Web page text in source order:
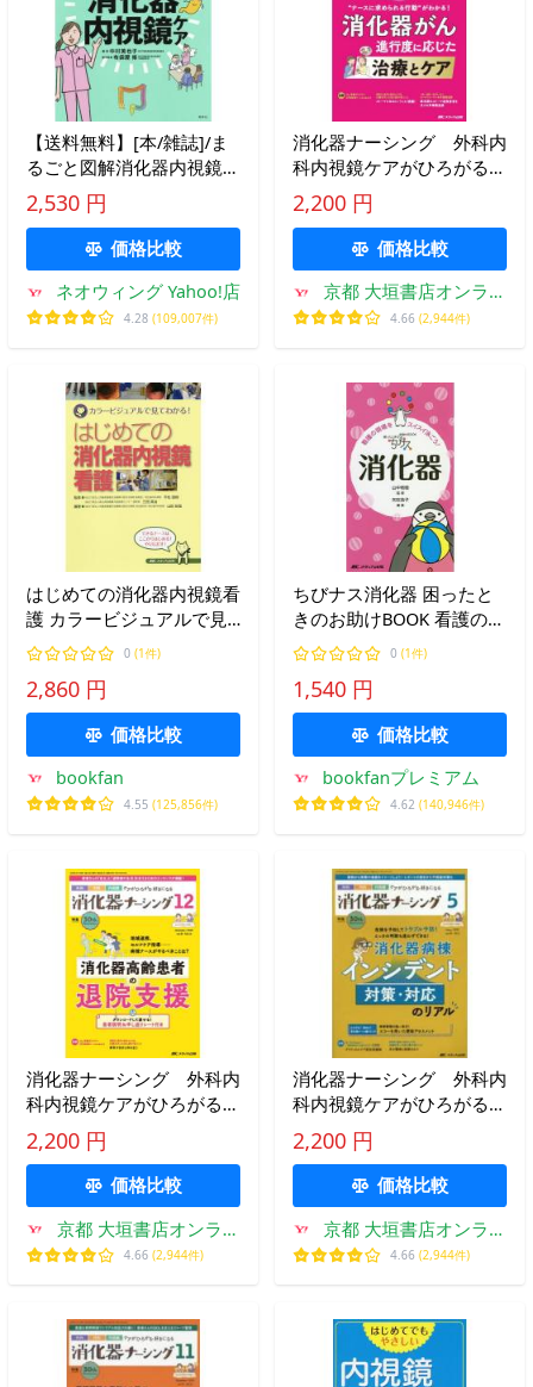
【送料無料】[本/雑誌]/ま
るごと図解消化器内視鏡ケ
ア オールカラー/中村美也
子/編著 布袋屋修/医学監修
2,530 円
価格比較
ネオウィング Yahoo!店
4.28 (109,007件)
消化器ナーシング 外科内
科内視鏡ケアがひろがる・
好きになる 第３０巻１０
号（２０２５−１０）
2,200 円
価格比較
京都 大垣書店オンライ
ン
4.66 (2,944件)
はじめての消化器内視鏡看
護 カラービジュアルで見
てわかる!/山田拓哉/平松直
樹/三田英治
0 (1件)
2,860 円
価格比較
bookfan
4.55 (125,856件)
ちびナス消化器 困ったと
きのお助けBOOK 看護の現
場をスイスイ泳ごう!/山中
若樹/矢吹浩子
0 (1件)
1,540 円
価格比較
bookfanプレミアム
4.62 (140,946件)
消化器ナーシング 外科内
科内視鏡ケアがひろがる・
好きになる 第３０巻１２
号（２０２５−１２）
2,200 円
価格比較
京都 大垣書店オンライ
ン
4.66 (2,944件)
消化器ナーシング 外科内
科内視鏡ケアがひろがる・
好きになる 第３０巻５号
（２０２５−５）
2,200 円
価格比較
京都 大垣書店オンライ
ン
4.66 (2,944件)